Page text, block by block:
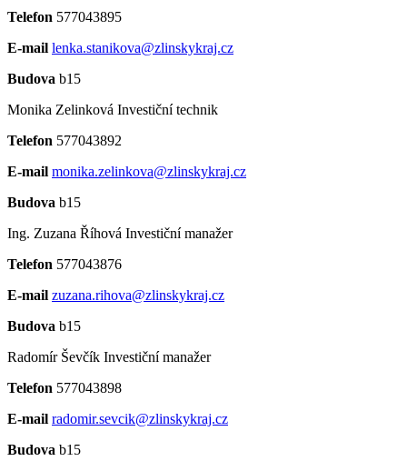
Telefon 577043895
E-mail lenka.stanikova@zlinskykraj.cz
Budova b15
Monika Zelinková Investiční technik
Telefon 577043892
E-mail monika.zelinkova@zlinskykraj.cz
Budova b15
Ing. Zuzana Říhová Investiční manažer
Telefon 577043876
E-mail zuzana.rihova@zlinskykraj.cz
Budova b15
Radomír Ševčík Investiční manažer
Telefon 577043898
E-mail radomir.sevcik@zlinskykraj.cz
Budova b15